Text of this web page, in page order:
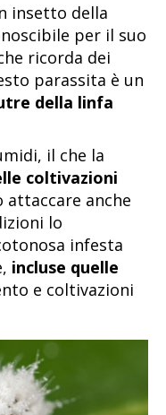
insetto della
per il suo
ricorda dei
parassita è un
della linfa
il che la
coltivazioni
attaccare anche
lo
infesta
incluse quelle
e coltivazioni